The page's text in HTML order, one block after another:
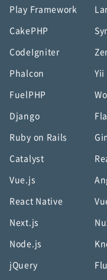
Play Framework
CakePHP
CodeIgniter
Phalcon Yii
FuelPHP
Django
Ruby on Rails
Catalyst
Vue.js
React Native
Next.js
Node.js
jQuery